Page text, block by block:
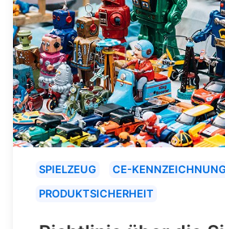
SPIELZEUG
CE-KENNZEICHNUNG
PRODUKTSICHERHEIT